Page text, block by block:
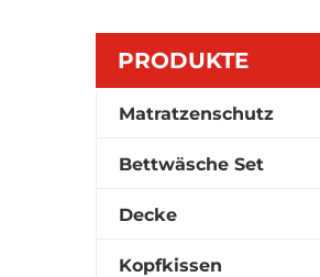
PRODUKTE
Matratzenschutz
Bettwäsche Set
Decke
Kopfkissen